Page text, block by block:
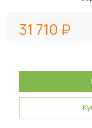
31 710